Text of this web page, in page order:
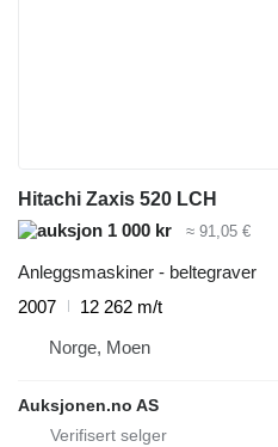
Hitachi Zaxis 520 LCH
1 000 kr
≈ 91,05 €
Anleggsmaskiner - beltegraver
2007
12 262 m/t
Norge, Moen
Auksjonen.no AS